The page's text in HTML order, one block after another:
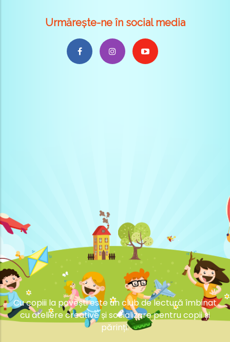
Urmărește-ne în social media
Cu copiii la povești este un club de lectură îmbinat
cu ateliere creative și socializare pentru copii și
părinți.